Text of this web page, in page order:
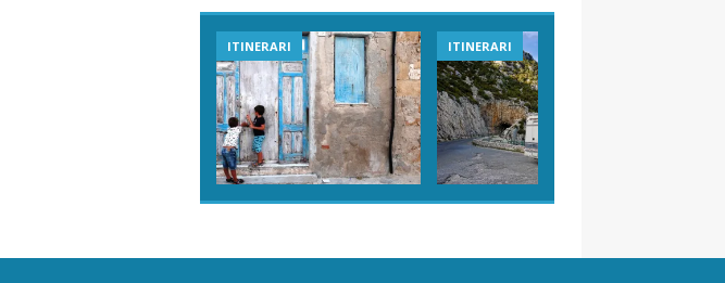
ITINERARI ITINERARI